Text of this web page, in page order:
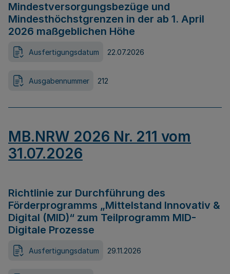
Mindestversorgungsbezüge und
Mindesthöchstgrenzen in der ab 1. April
2026 maßgeblichen Höhe
Ausfertigungsdatum 22.07.2026
Ausgabennummer 212
MB.NRW 2026 Nr. 211 vom
31.07.2026
Richtlinie zur Durchführung des
Förderprogramms „Mittelstand Innovativ &
Digital (MID)“ zum Teilprogramm MID-
Digitale Prozesse
Ausfertigungsdatum 29.11.2026